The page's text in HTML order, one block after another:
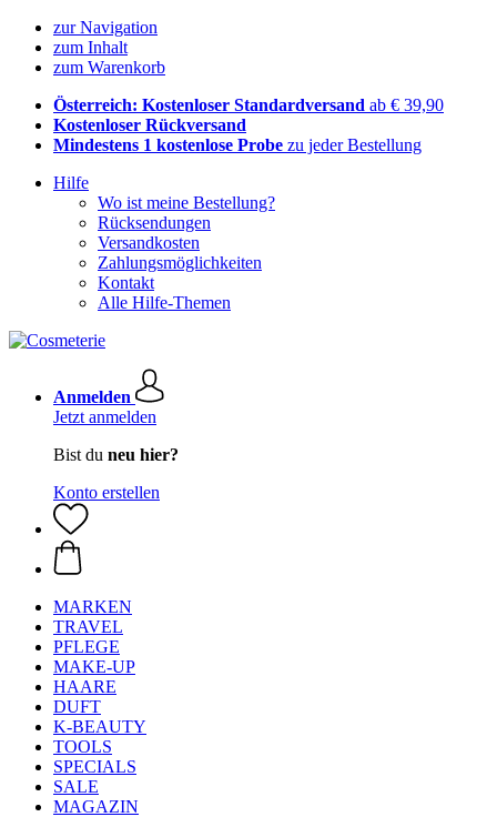
zur Navigation
zum Inhalt
zum Warenkorb
Österreich: Kostenloser Standardversand ab € 39,90
Kostenloser Rückversand
Mindestens 1 kostenlose Probe zu jeder Bestellung
Hilfe
Wo ist meine Bestellung?
Rücksendungen
Versandkosten
Zahlungsmöglichkeiten
Kontakt
Alle Hilfe-Themen
Anmelden
Jetzt anmelden
Bist du neu hier?
Konto erstellen
MARKEN
TRAVEL
PFLEGE
MAKE-UP
HAARE
DUFT
K-BEAUTY
TOOLS
SPECIALS
SALE
MAGAZIN